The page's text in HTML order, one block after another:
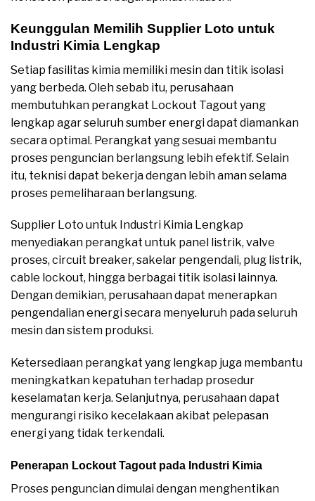
Keunggulan Memilih Supplier Loto untuk
Industri Kimia Lengkap
Setiap fasilitas kimia memiliki mesin dan titik isolasi
yang berbeda. Oleh sebab itu, perusahaan
membutuhkan perangkat Lockout Tagout yang
lengkap agar seluruh sumber energi dapat diamankan
secara optimal. Perangkat yang sesuai membantu
proses penguncian berlangsung lebih efektif. Selain
itu, teknisi dapat bekerja dengan lebih aman selama
proses pemeliharaan berlangsung.
Supplier Loto untuk Industri Kimia Lengkap
menyediakan perangkat untuk panel listrik, valve
proses, circuit breaker, sakelar pengendali, plug listrik,
cable lockout, hingga berbagai titik isolasi lainnya.
Dengan demikian, perusahaan dapat menerapkan
pengendalian energi secara menyeluruh pada seluruh
mesin dan sistem produksi.
Ketersediaan perangkat yang lengkap juga membantu
meningkatkan kepatuhan terhadap prosedur
keselamatan kerja. Selanjutnya, perusahaan dapat
mengurangi risiko kecelakaan akibat pelepasan
energi yang tidak terkendali.
Penerapan Lockout Tagout pada Industri Kimia
Proses penguncian dimulai dengan menghentikan